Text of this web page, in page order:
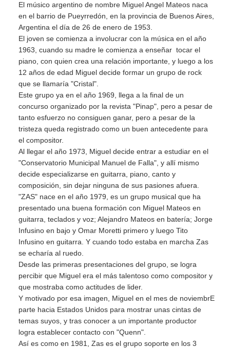
El músico argentino de nombre Miguel Angel Mateos naca
en el barrio de Pueyrredón, en la provincia de Buenos Aires,
Argentina el día de 26 de enero de 1953.
El joven se comienza a involucrar con la música en el año
1963, cuando su madre le comienza a enseñar tocar el
piano, con quien crea una relación importante, y luego a los
12 años de edad Miguel decide formar un grupo de rock
que se llamaría "Cristal".
Este grupo ya en el año 1969, llega a la final de un
concurso organizado por la revista "Pinap", pero a pesar de
tanto esfuerzo no consiguen ganar, pero a pesar de la
tristeza queda registrado como un buen antecedente para
el compositor.
Al llegar el año 1973, Miguel decide entrar a estudiar en el
"Conservatorio Municipal Manuel de Falla", y allí mismo
decide especializarse en guitarra, piano, canto y
composición, sin dejar ninguna de sus pasiones afuera.
"ZAS" nace en el año 1979, es un grupo musical que ha
presentado una buena formación con Miguel Mateos en
guitarra, teclados y voz; Alejandro Mateos en batería; Jorge
Infusino en bajo y Omar Moretti primero y luego Tito
Infusino en guitarra. Y cuando todo estaba en marcha Zas
se echaría al ruedo.
Desde las primeras presentaciones del grupo, se logra
percibir que Miguel era el más talentoso como compositor y
que mostraba como actitudes de lider.
Y motivado por esa imagen, Miguel en el mes de noviembrE
parte hacia Estados Unidos para mostrar unas cintas de
temas suyos, y tras conocer a un importante productor
logra establecer contacto con "Quenn".
Así es como en 1981, Zas es el grupo soporte en los 3